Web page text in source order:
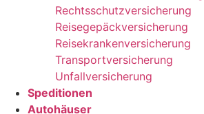
Rechtsschutzversicherung
Reisegepäckversicherung
Reisekrankenversicherung
Transportversicherung
Unfallversicherung
Speditionen
Autohäuser